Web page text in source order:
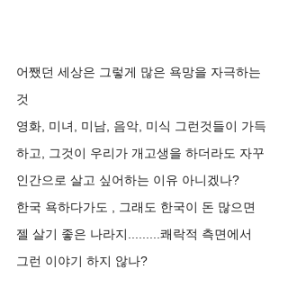
어쨌던 세상은 그렇게 많은 욕망을 자극하는
것
영화, 미녀, 미남, 음악, 미식 그런것들이 가득
하고, 그것이 우리가 개고생을 하더라도 자꾸
인간으로 살고 싶어하는 이유 아니겠나?
한국 욕하다가도 , 그래도 한국이 돈 많으면
젤 살기 좋은 나라지.........쾌락적 측면에서
그런 이야기 하지 않나?